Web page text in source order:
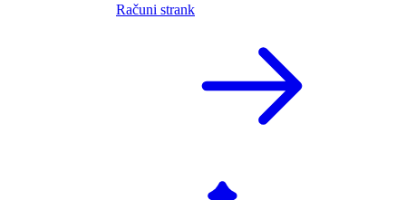
Računi strank